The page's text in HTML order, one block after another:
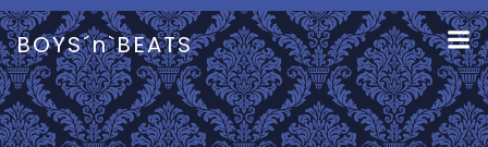
Zum
Inhalt
springen
BOYS´n`BEATS